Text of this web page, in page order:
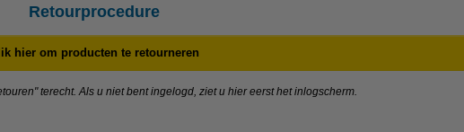
Retourprocedure
hier om producten te retourneren
terecht. Als u niet bent ingelogd, ziet u hier eerst het inlogscherm.